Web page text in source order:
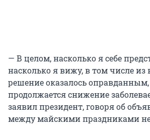
— В целом, насколько я себе
насколько я вижу, в том числе из
решение оказалось оправданным,
продолжается снижение
заявил президент, говоря об
между майскими праздниками